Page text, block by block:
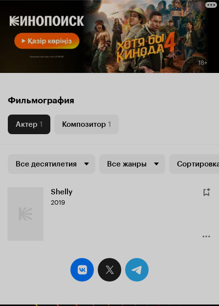
Фильмография
Актер 1 Композитор 1
Все десятилетия Все жанры
Shelly
2019